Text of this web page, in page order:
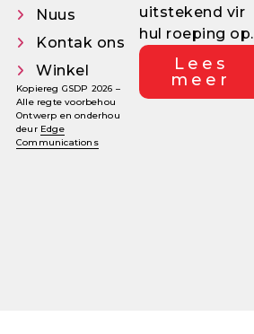
Nuus
Kontak ons
Winkel
Kopiereg GSDP 2026 –
Alle regte voorbehou
Ontwerp en onderhou
deur Edge
Communications
uitstekend vir
hul roeping op.
Lees
meer